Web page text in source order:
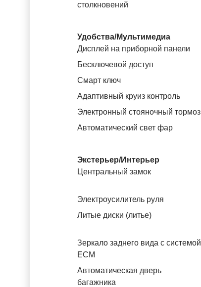
столкновений
Удобства/Мультимедиа
Дисплей на приборной панели
Бесключевой доступ
Смарт ключ
Адаптивный круиз контроль
Электронный стояночный тормоз
Автоматический свет фар
Экстерьер/Интерьер
Центральный замок
Электроусилитель руля
Литые диски (литье)
Зеркало заднего вида с системой
ЕСМ
Автоматическая дверь
багажника